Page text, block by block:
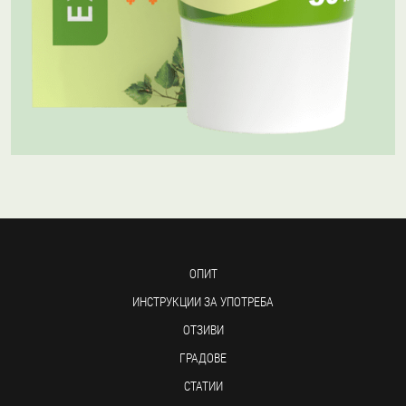
ОПИТ
ИНСТРУКЦИИ ЗА УПОТРЕБА
ОТЗИВИ
ГРАДОВЕ
СТАТИИ